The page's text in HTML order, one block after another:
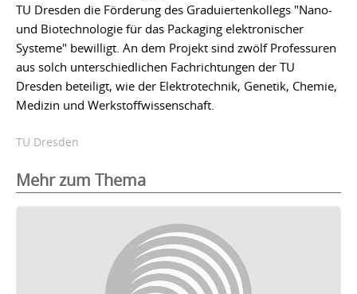
TU Dresden die Förderung des Graduiertenkollegs "Nano-
und Biotechnologie für das Packaging elektronischer
Systeme" bewilligt. An dem Projekt sind zwölf Professuren
aus solch unterschiedlichen Fachrichtungen der TU
Dresden beteiligt, wie der Elektrotechnik, Genetik, Chemie,
Medizin und Werkstoffwissenschaft.
TU Dresden
Mehr zum Thema